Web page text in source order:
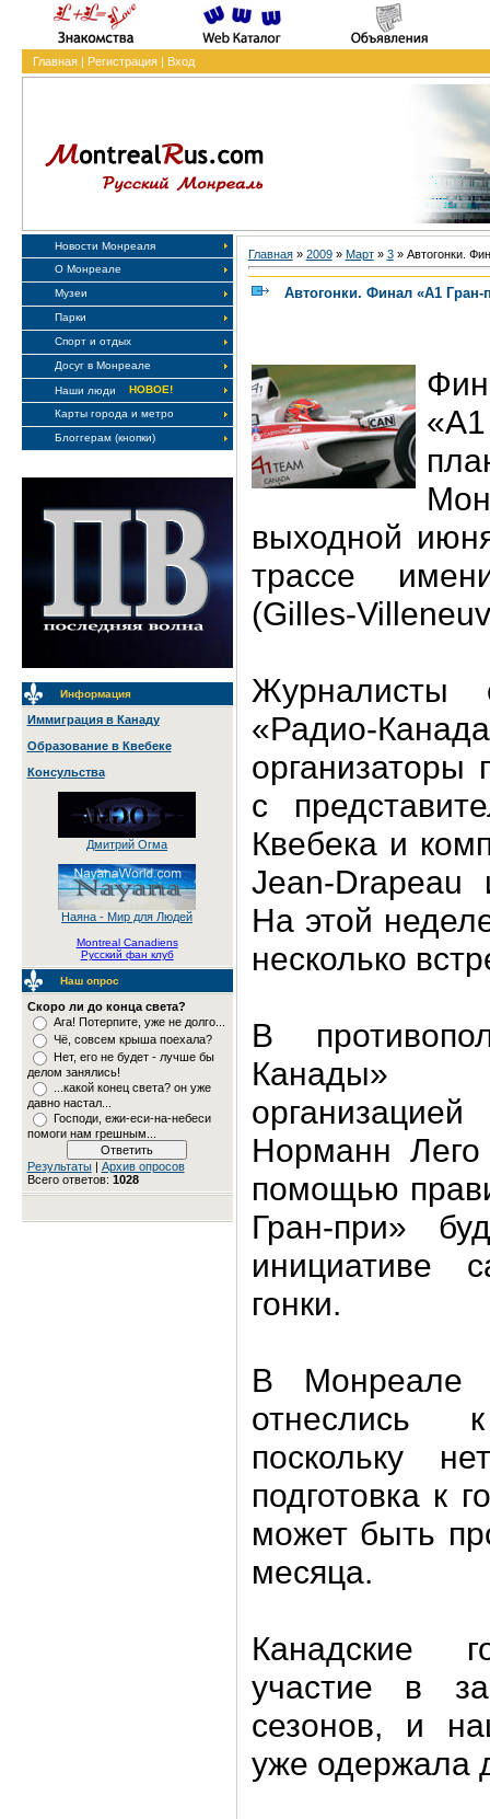
Главная| Регистрация| Вход
Новости Монреаля
О Монреале
Музеи
Парки
Спорт и отдых
Досуг в Монреале
Наши люди
НОВОЕ!
Карты города и метро
Блоггерам (кнопки)
Информация
Иммиграция в Канаду
Образование в Квебеке
Консульства
Дмитрий Огма
Наяна - Мир для Людей
Montreal Canadiens
Русский фан клуб
Наш опрос
Скоро ли до конца света?
Ага! Потерпите, уже не долго...
Чё, совсем крыша поехала?
Нет, его не будет - лучше бы
делом занялись!
...какой конец света? он уже
давно настал...
Господи, ежи-еси-на-небеси
помоги нам грешным...
Результаты| Архив опросов
Всего ответов: 1028
Главная» 2009 » Март » 3» Автогонки.
Автогонки. Финал «А1
выходной
трассе
(Gilles-
Журналисты
«Радио-
организаторы
с
Квебека и
Jean-Drapeau
На этой
несколько
В
Канады»
Норманн
помощью
Гран-при»
инициативе
гонки.
В Монреале
отнеслись
поскольку
подготовка к
может быть
месяца.
Канадские
участие в
сезонов, и
уже одержала